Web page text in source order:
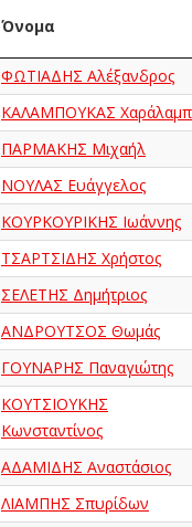
Όνομα
ΦΩΤΙΑΔΗΣ Αλέξανδρος
ΚΑΛΑΜΠΟΥΚΑΣ
ΠΑΡΜΑΚΗΣ Μιχαήλ
ΝΟΥΛΑΣ Ευάγγελος
ΚΟΥΡΚΟΥΡΙΚΗΣ Ιωάννης
ΤΣΑΡΤΣΙΔΗΣ Χρήστος
ΣΕΛΕΤΗΣ Δημήτριος
ΑΝΔΡΟΥΤΣΟΣ Θωμάς
ΓΟΥΝΑΡΗΣ Παναγιώτης
ΚΟΥΤΣΙΟΥΚΗΣ
Κωνσταντίνος
ΑΔΑΜΙΔΗΣ Αναστάσιος
ΛΙΑΜΠΗΣ Σπυρίδων